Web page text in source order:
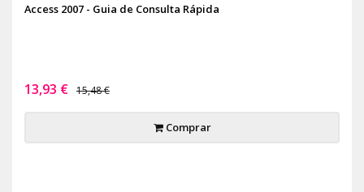
Access 2007 - Guia de Consulta Rápida
13,93 € 15,48 €
Comprar